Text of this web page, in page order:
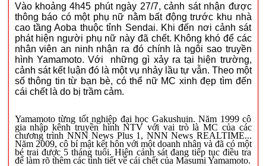
Vào khoảng 4h45 phút ngày 27/7, cảnh sát nhận được
thông báo có một phụ nữ nằm bất động trước khu nhà
cao tầng Aoba thuộc tỉnh Sendai. Khi đến nơi cảnh sát
phát hiện người phụ nữ này đã chết. Không khó để các
nhân viên an ninh nhận ra đó chính là ngôi sao truyền
hình Yamamoto. Với những gì xảy ra tại hiện trường,
cảnh sát kết luận đó là một vụ nhảy lầu tự vẫn. Theo một
số thông tin từ bạn bè, có thể nữ MC xinh đẹp tìm đến
cái chết là do bị trầm cảm.
Yamamoto từng tốt nghiệp đại học Gakushuin. Năm 1999 cô
gia nhập kênh truyền hình NTV với vai trò là MC của các
chương trình NNN News Plus 1, NNN News REALTIME...
Năm 2009, cô bí mật kết hôn với một doanh nhân và đã có một
bé trai được 5 tháng tuổi. Hiện cảnh sát đang tiếp tục điều tra
để làm rõ thêm các tình tiết về cái chết của Masumi Yamamoto.